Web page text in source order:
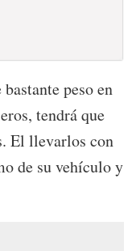
peso en
tendrá que
El llevarlos con
de su vehículo y